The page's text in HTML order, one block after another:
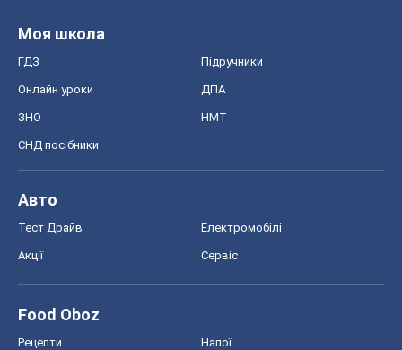
Моя школа
ГДЗ Підручники
Онлайн уроки ДПА
ЗНО НМТ
СНД посібники
Авто
Тест Драйв Електромобілі
Акції Сервіс
Food Oboz
Рецепти Напої